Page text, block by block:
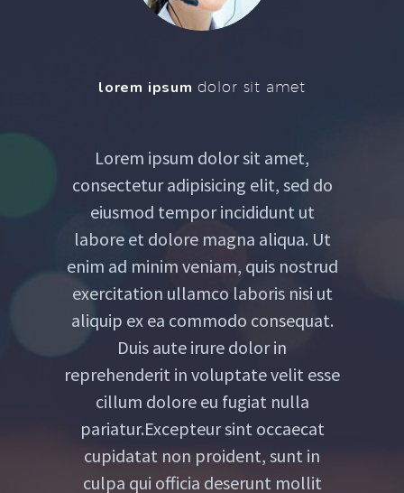
lorem ipsum dolor sit amet
Lorem ipsum dolor sit amet,
consectetur adipisicing elit, sed do
eiusmod tempor incididunt ut
labore et dolore magna aliqua. Ut
enim ad minim veniam, quis nostrud
exercitation ullamco laboris nisi ut
aliquip ex ea commodo consequat.
Duis aute irure dolor in
reprehenderit in voluptate velit esse
cillum dolore eu fugiat nulla
pariatur.Excepteur sint occaecat
cupidatat non proident, sunt in
culpa qui officia deserunt mollit